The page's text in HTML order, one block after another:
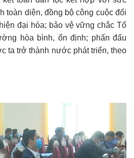
toàn diện, đồng bộ công cuộc đổi
đại hóa; bảo vệ vững chắc Tổ
hòa bình, ổn định; phấn đấu
ta trở thành nước phát triển, theo